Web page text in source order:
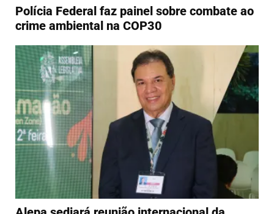
Polícia Federal faz painel sobre combate ao
crime ambiental na COP30